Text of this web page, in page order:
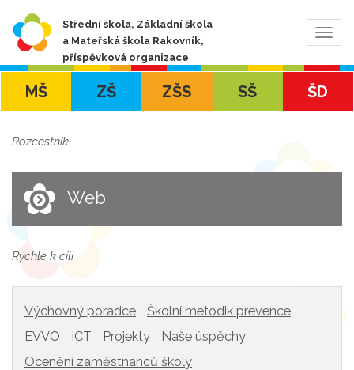
Střední škola, Základní škola
a Mateřská škola Rakovník,
příspěvková organizace
MŠ ZŠ ZŠS SŠ ŠD
Rozcestník
Web
Rychle k cíli
Výchovný poradce
Školní metodik prevence
EVVO
ICT Projekty
Naše úspěchy
Ocenění zaměstnanců školy